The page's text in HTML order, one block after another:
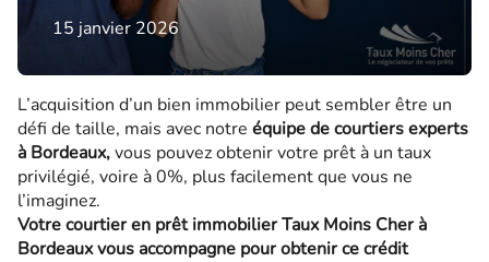
15 janvier 2026
L’acquisition d’un bien immobilier peut sembler être un
défi de taille, mais avec notre équipe de courtiers experts
à Bordeaux,vous pouvez obtenir votre prêt à un taux
privilégié, voire à 0%, plus facilement que vous ne
l’imaginez.
Votre courtier en prêt immobilier Taux Moins Cher à
Bordeaux vous accompagne pour obtenir ce crédit